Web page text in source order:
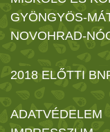
GYÖNGYÖS-
NOVOHRAD-
2018 ELŐTTI
ADATVÉDELEM